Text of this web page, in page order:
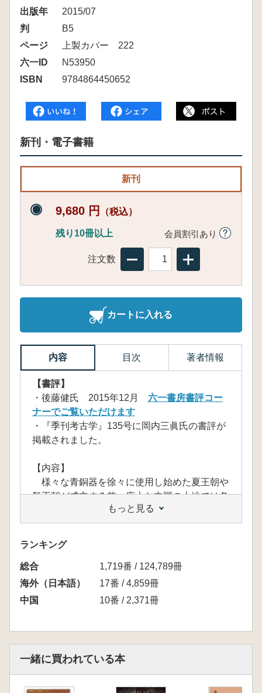
出版年
2015/07
判
B5
ページ
上製カバー 222
六一ID
N53950
ISBN
9784864450652
新刊・電子書籍
新刊
9,680 円 （税込）
残り10冊以上 会員割引あり
注文数
カートに入れる
内容 目次 著者情報
【書評】
・後藤健氏 2015年12月 六一書房書評コー
ナーでご覧いただけます
・『季刊考古学』135号に岡内三眞氏の書評が
掲載されました。
【内容】
様々な青銅器を徐々に使用し始めた夏王朝や
殷王朝が成立する前、広大な中国の大地では各
地で多様な物質文化をもった人々が存在した。
この8000年以上も続いた新石器時代にも、地
域間で活発な交流が行われ、物質文化は不断の
変化を遂げてきた。
本書では、のちの夏王朝や殷王朝など初期王
朝を理解するうえでも重要となる環太行山脈地
区を中心として、土器からその新石器時代にお
ことができるのか。中国新石器時代を俯瞰しな
もっと見る
ランキング
総合
1,719番 / 124,789冊
海外（日本語）
17番 / 4,859冊
中国
10番 / 2,371冊
一緒に買われている本